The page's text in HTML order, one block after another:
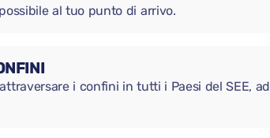
al tuo punto di arrivo.
i confini in tutti i Paesi del SEE, ad